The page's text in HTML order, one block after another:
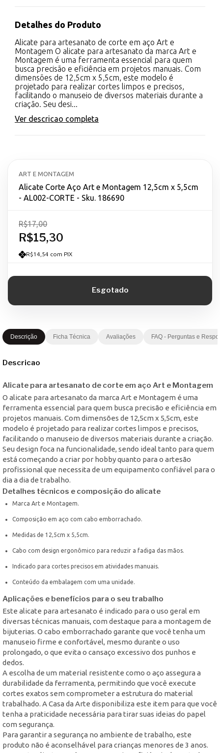
Detalhes do Produto
Alicate para artesanato de corte em aço Art e
Montagem O alicate para artesanato da marca Art e
Montagem é uma ferramenta essencial para quem
busca precisão e eficiência em projetos manuais. Com
dimensões de 12,5cm x 5,5cm, este modelo é
projetado para realizar cortes limpos e precisos,
facilitando o manuseio de diversos materiais durante a
criação. Seu desi...
Ver descricao completa
ART E MONTAGEM
Alicate Corte Aço Art e Montagem 12,5cm x 5,5cm
- AL002-CORTE - Sku. 186690
R$15,30
R$17,00
R$14,54 com PIX
Descrição Ficha Técnica Avaliações FAQ - Perguntas e
Descricao
Alicate para artesanato de corte em aço Art e Montagem
O alicate para artesanato da marca Art e Montagem é uma
ferramenta essencial para quem busca precisão e eficiência em
projetos manuais. Com dimensões de 12,5cm x 5,5cm, este
modelo é projetado para realizar cortes limpos e precisos,
facilitando o manuseio de diversos materiais durante a criação.
Seu design foca na funcionalidade, sendo ideal tanto para quem
está começando a criar por hobby quanto para o artesão
profissional que necessita de um equipamento confiável para o
dia a dia de trabalho.
Detalhes técnicos e composição do alicate
Marca Art e Montagem.
Composição em aço com cabo emborrachado.
Medidas de 12,5cm x 5,5cm.
Cabo com design ergonômico para reduzir a fadiga das mãos.
Indicado para cortes precisos em atividades manuais.
Conteúdo da embalagem com uma unidade.
Aplicações e benefícios para o seu trabalho
Este alicate para artesanato é indicado para o uso geral em
diversas técnicas manuais, com destaque para a montagem de
bijuterias. O cabo emborrachado garante que você tenha um
manuseio firme e confortável, mesmo durante o uso
prolongado, o que evita o cansaço excessivo dos punhos e
dedos.
A escolha de um material resistente como o aço assegura a
durabilidade da ferramenta, permitindo que você execute
cortes exatos sem comprometer a estrutura do material
trabalhado. A Casa da Arte disponibiliza este item para que você
tenha a praticidade necessária para tirar suas ideias do papel
com segurança.
Para garantir a segurança no ambiente de trabalho, este
produto não é aconselhável para crianças menores de 3 anos.